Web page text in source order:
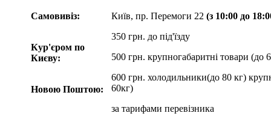
Самовивіз:
Кур'єром по
Києву:
Новою Поштою:
Київ, пр. Перемоги 22 (з 10:00 до
350 грн. до під'їзду
500 грн. крупногабаритні товари (до
600 грн. холодильники(до 80 кг)
60кг)
за тарифами перевізника